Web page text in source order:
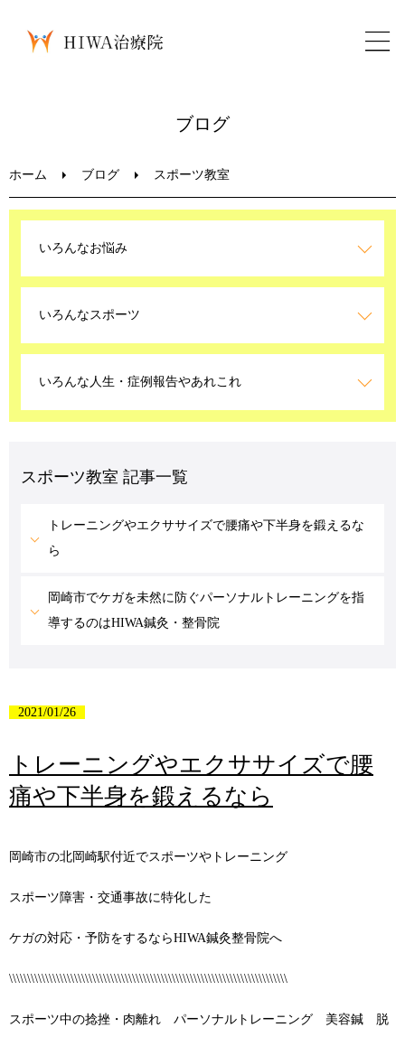
LINEお問い合わせ
ブログ
ホーム ブログ スポーツ教室
いろんなお悩み
いろんなスポーツ
いろんな人生・症例報告やあれこれ
スポーツ教室 記事一覧
トレーニングやエクササイズで腰痛や下半身を鍛えるな
ら
岡崎市でケガを未然に防ぐパーソナルトレーニングを指
導するのはHIWA鍼灸・整骨院
2021/01/26
トレーニングやエクササイズで腰
痛や下半身を鍛えるなら
岡崎市の北岡崎駅付近でスポーツやトレーニング
スポーツ障害・交通事故に特化した
ケガの対応・予防をするならHIWA鍼灸整骨院へ
\\\\\\\\\\\\\\\\\\\\\\\\\\\\\\\\\\\\\\\\\\\\\\\\\\\\\\\\\\\\\\\\\\\\\\\\\\\\\
スポーツ中の捻挫・肉離れ パーソナルトレーニング 美容鍼 脱